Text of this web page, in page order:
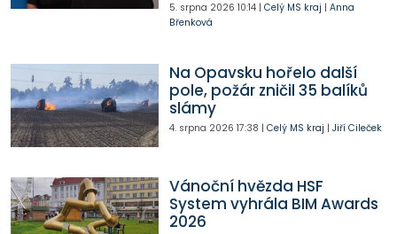
5. srpna 2026 10:14| Celý MS kraj | Anna
Břenková
Na Opavsku hořelo další
pole, požár zničil 35 balíků
slámy
4. srpna 2026 17:38 | Celý MS kraj | Jiří Cileček
Vánoční hvězda HSF
System vyhrála BIM Awards
2026